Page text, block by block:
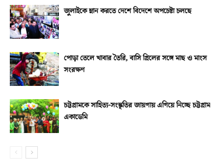
জুলাইকে ম্লান করতে দেশে বিদেশে অপচেষ্টা চলছে
পোড়া তেলে খাবার তৈরি, বাসি গ্রিলের সঙ্গে মাছ ও মাংস
সংরক্ষণ
চট্টগ্রামকে সাহিত্য-সংস্কৃতির জায়গায় এগিয়ে নিচ্ছে চট্টগ্রাম
একাডেমি